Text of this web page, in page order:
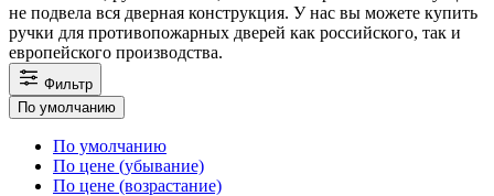
не подвела вся дверная конструкция. У нас вы можете купить
ручки для противопожарных дверей как российского, так и
европейского производства.
Фильтр
По умолчанию
По умолчанию
По цене (убывание)
По цене (возрастание)